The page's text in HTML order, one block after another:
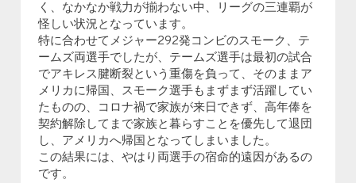
く、なかなか戦力が揃わない中、リーグの三連覇が
怪しい状況となっています。
特に合わせてメジャー292発コンビのスモーク、テ
ームズ両選手でしたが、テームズ選手は最初の試合
でアキレス腱断裂という重傷を負って、そのままア
メリカに帰国、スモーク選手もまずまず活躍してい
たものの、コロナ禍で家族が来日できず、高年俸を
契約解除してまで家族と暮らすことを優先して退団
し、アメリカへ帰国となってしまいました。
この結果には、やはり両選手の宿命的遠因があるの
です。